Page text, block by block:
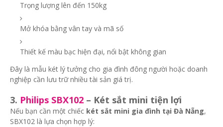
Trọng lượng lên đến 150kg
Mở khóa bằng vân tay và mã số
Thiết kế màu bạc hiện đại, nổi bật không gian
Đây là mẫu két lý tưởng cho gia đình đông người hoặc doanh
nghiệp cần lưu trữ nhiều tài sản giá trị.
3. Philips SBX102 – Két sắt mini tiện lợi
Nếu bạn cần một chiếc két sắt mini gia đình tại Đà Nẵng,
SBX102 là lựa chọn hợp lý: